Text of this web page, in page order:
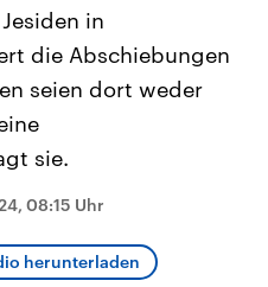
aus
USA
Aktuelle Beiträge,
Hintergründe
Wirtschaftlich und
gehören die Vereinigten
den mächtigsten Ländern
Podcasts
in
die Abschiebungen
seien dort weder
sie.
08:15 Uhr
herunterladen